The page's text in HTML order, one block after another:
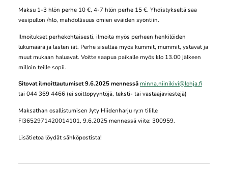
Maksu 1-3 hlön perhe 10 €, 4-7 hlön perhe 15 €. Yhdistykseltä saa
vesipullon /hlö, mahdollisuus omien eväiden syöntiin.
Ilmoitukset perhekohtaisesti, ilmoita myös perheen henkilöiden
lukumäärä ja lasten iät. Perhe sisältää myös kummit, mummit, ystävät ja
muut mukaan haluavat. Voitte saapua paikalle myös klo 13.00 jälkeen
milloin teille sopii.
Sitovat ilmoittautumiset 9.6.2025 mennessäminna.niinikivi@lohja.fi
tai 044 369 4466 (ei soittopyyntöjä, teksti- tai vastaajaviestejä)
Maksathan osallistumisen Jyty Hiidenharju ry:n tilille
FI3652971420014101, 9.6.2025 mennessä viite: 300959.
Lisätietoa löydät sähköpostista!